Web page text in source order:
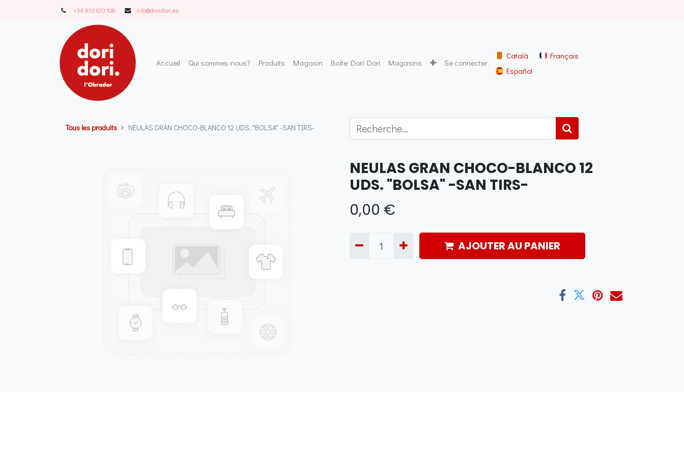
+34 933 870 108 info@doridori..es
Accueil Qui sommes-nous? Produits Magasin Boîte Dori Dori Magasins Se connecter
Català
Français
Español
Tous les produits NEULAS GRAN CHOCO-BLANCO 12 UDS. "BOLSA" -SAN TIRS-
NEULAS GRAN CHOCO-BLANCO 12
UDS. "BOLSA" -SAN TIRS-
0,00 €
AJOUTER AU PANIER